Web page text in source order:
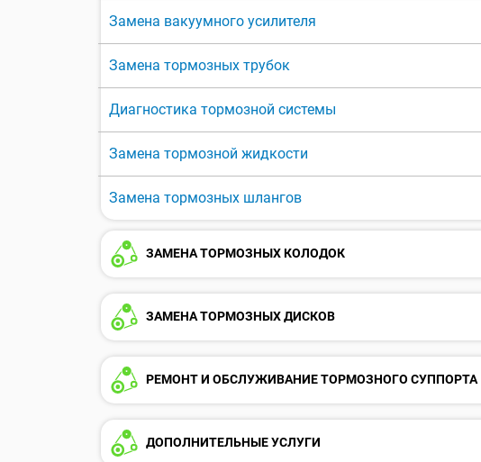
Замена вакуумного усилителя
Замена тормозных трубок
Диагностика тормозной системы
Замена тормозной жидкости
Замена тормозных шлангов
ЗАМЕНА ТОРМОЗНЫХ КОЛОДОК
ЗАМЕНА ТОРМОЗНЫХ ДИСКОВ
РЕМОНТ И ОБСЛУЖИВАНИЕ ТОРМОЗНОГО СУППОРТА
ДОПОЛНИТЕЛЬНЫЕ УСЛУГИ